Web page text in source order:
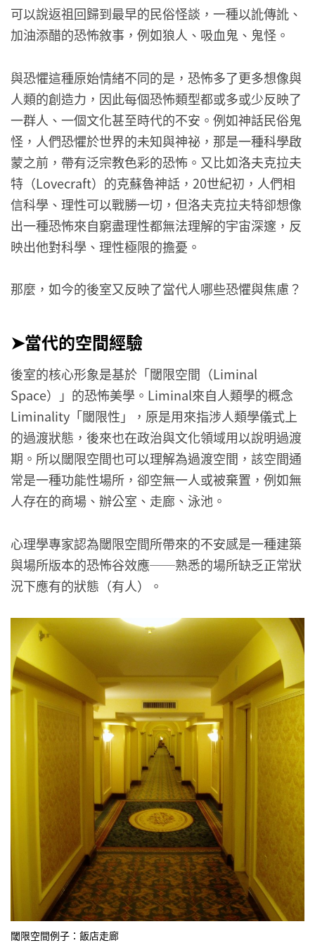
可以說返祖回歸到最早的民俗怪談，一種以訛傳訛、
加油添醋的恐怖敘事，例如狼人、吸血鬼、鬼怪。
與恐懼這種原始情緒不同的是，恐怖多了更多想像與
人類的創造力，因此每個恐怖類型都或多或少反映了
一群人、一個文化甚至時代的不安。例如神話民俗鬼
怪，人們恐懼於世界的未知與神祕，那是一種科學啟
蒙之前，帶有泛宗教色彩的恐怖。又比如洛夫克拉夫
特（Lovecraft）的克蘇魯神話，20世紀初，人們相
信科學、理性可以戰勝一切，但洛夫克拉夫特卻想像
出一種恐怖來自窮盡理性都無法理解的宇宙深邃，反
映出他對科學、理性極限的擔憂。
那麼，如今的後室又反映了當代人哪些恐懼與焦慮？
➤當代的空間經驗
後室的核心形象是基於「閾限空間（Liminal
Space）」的恐怖美學。Liminal來自人類學的概念
Liminality「閾限性」，原是用來指涉人類學儀式上
的過渡狀態，後來也在政治與文化領域用以說明過渡
期。所以閾限空間也可以理解為過渡空間，該空間通
常是一種功能性場所，卻空無一人或被棄置，例如無
人存在的商場、辦公室、走廊、泳池。
心理學專家認為閾限空間所帶來的不安感是一種建築
與場所版本的恐怖谷效應──熟悉的場所缺乏正常狀
況下應有的狀態（有人）。
閾限空間例子：飯店走廊